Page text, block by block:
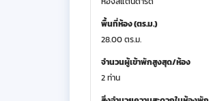
พื้นที่ห้อง (ตร.ม.)
28.00 ตร.ม.
จำนวนผู้เข้าพักสูงสุด/ห้อง
2 ท่าน